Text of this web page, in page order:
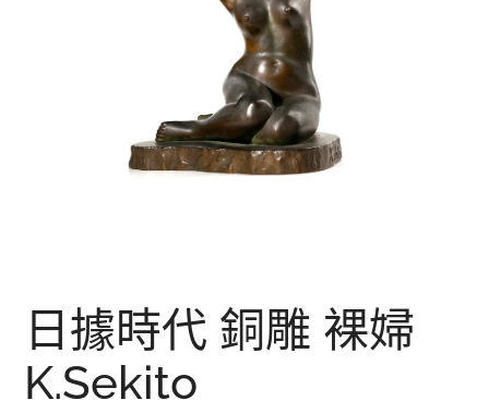
日據時代 銅雕 裸婦
K.Sekito